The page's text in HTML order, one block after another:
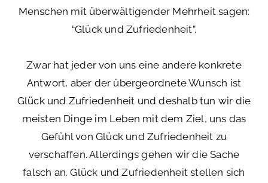
Menschen mit überwältigender Mehrheit sagen:
“Glück und Zufriedenheit”.
Zwar hat jeder von uns eine andere konkrete
Antwort, aber der übergeordnete Wunsch ist
Glück und Zufriedenheit und deshalb tun wir die
meisten Dinge im Leben mit dem Ziel, uns das
Gefühl von Glück und Zufriedenheit zu
verschaffen. Allerdings gehen wir die Sache
falsch an. Glück und Zufriedenheit stellen sich